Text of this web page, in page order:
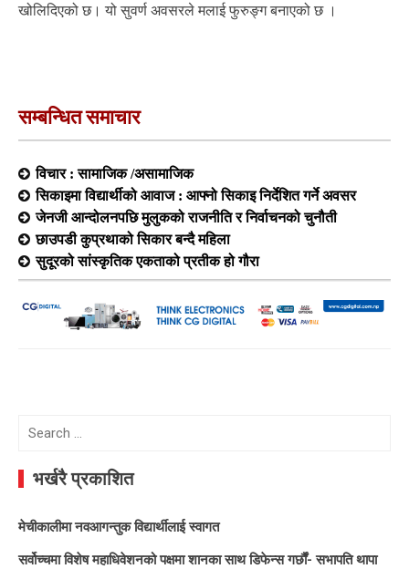
खोलिदिएको छ। यो सुवर्ण अवसरले मलाई फुरुङ्ग बनाएको छ ।
सम्बन्धित समाचार
विचार : सामाजिक /असामाजिक
सिकाइमा विद्यार्थीको आवाज : आफ्नो सिकाइ निर्देशित गर्ने अवसर
जेनजी आन्दोलनपछि मुलुकको राजनीति र निर्वाचनको चुनौती
छाउपडी कुप्रथाको सिकार बन्दै महिला
सुदूरको सांस्कृतिक एकताको प्रतीक हो गौरा
Search
भर्खरै प्रकाशित
मेचीकालीमा नवआगन्तुक विद्यार्थीलाई स्वागत
सर्वोच्चमा विशेष महाधिवेशनको पक्षमा शानका साथ डिफेन्स गर्छौं- सभापति थापा